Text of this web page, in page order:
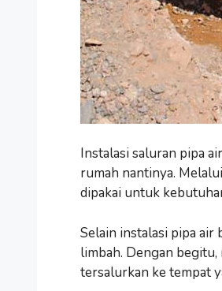
Instalasi saluran pipa
rumah nantinya.
dipakai untuk
Selain instalasi pipa
limbah. Dengan begitu,
tersalurkan ke tempat